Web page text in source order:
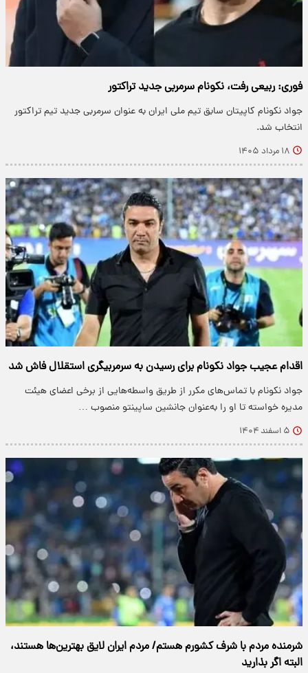
فوری: ربیعی رفت، نکونام سرمربی جدید تراکتور
جواد نکونام کاپیتان سابق تیم ملی ایران به عنوان سرمربی جدید تیم تراکتور
انتخاب شد.
۱۸ مرداد ۱۴۰۵
اقدام عجیب جواد نکونام برای رسیدن به سرمربیگری استقلال فاش شد
جواد نکونام با تماس‌های مکرر از طریق واسطه‌هایی از برخی اعضای هیئت
مدیره خواسته تا او را به‌عنوان جانشین ساپینتو منصوب …
۵ اسفند ۱۴۰۴
شرمنده مردم با شرف کشورم هستم/ مردم ایران لایق بهترین‌ها هستند،
البته اگر بذارید